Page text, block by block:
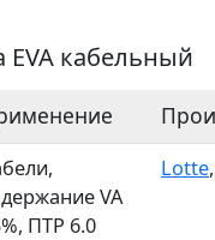
кабельный
VA
ПТР 6.0
Lotte